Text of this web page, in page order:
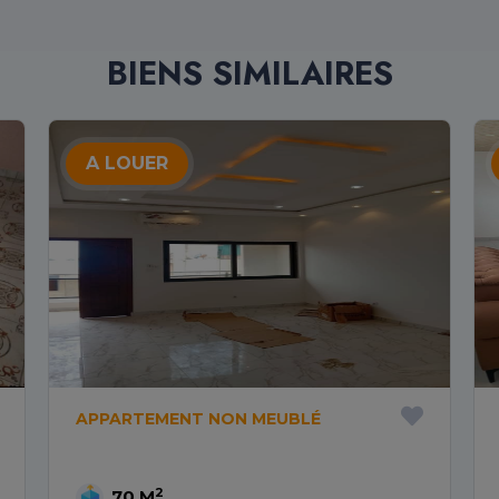
BIENS SIMILAIRES
A LOUER
APPARTEMENT NON MEUBLÉ
2